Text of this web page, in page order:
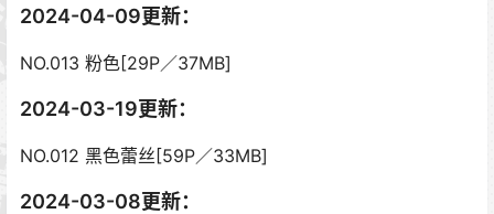
2024-04-09更新：
NO.013 粉色[29P／37MB]
2024-03-19更新：
NO.012 黑色蕾丝[59P／33MB]
2024-03-08更新：